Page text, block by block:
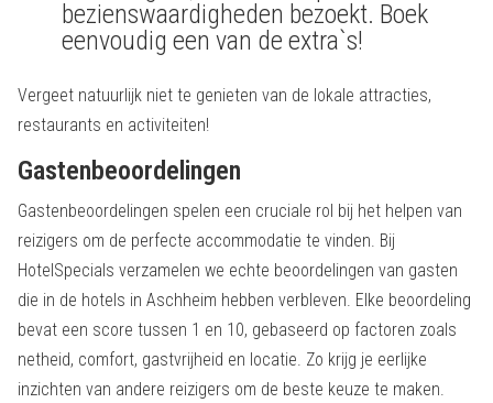
bezienswaardigheden bezoekt. Boek
eenvoudig een van de extra`s!
Vergeet natuurlijk niet te genieten van de lokale attracties,
restaurants en activiteiten!
Gastenbeoordelingen
Gastenbeoordelingen spelen een cruciale rol bij het helpen van
reizigers om de perfecte accommodatie te vinden. Bij
HotelSpecials verzamelen we echte beoordelingen van gasten
die in de hotels in Aschheim hebben verbleven. Elke beoordeling
bevat een score tussen 1 en 10, gebaseerd op factoren zoals
netheid, comfort, gastvrijheid en locatie. Zo krijg je eerlijke
inzichten van andere reizigers om de beste keuze te maken.